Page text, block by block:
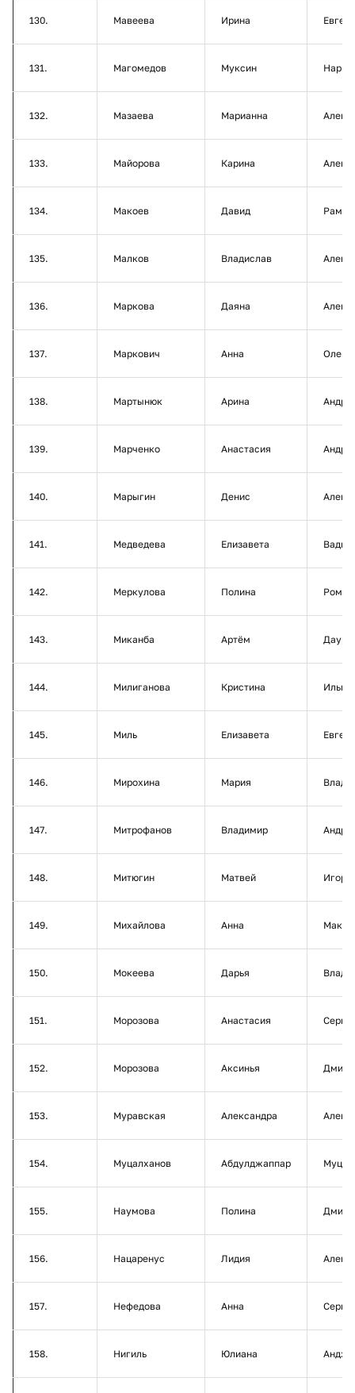
130. Мавеева Ирина
131. Магомедов Муксин
132. Мазаева Марианна
133. Майорова Карина
134. Макоев Давид
135. Малков Владислав
136. Маркова Даяна
137. Маркович Анна
138. Мартынюк Арина
139. Марченко Анастасия
140. Марыгин Денис
141. Медведева Елизавета
142. Меркулова Полина
143. Миканба Артём
144. Милиганова Кристина
145. Миль Елизавета
146. Мирохина Мария
147. Митрофанов Владимир
148. Митюгин Матвей
149. Михайлова Анна
150. Мокеева Дарья
151. Морозова Анастасия
152. Морозова Аксинья
153. Муравская Александра
154. Муцалханов Абдулджаппар
155. Наумова Полина
156. Нацаренус Лидия
157. Нефедова Анна
158. Нигиль Юлиана